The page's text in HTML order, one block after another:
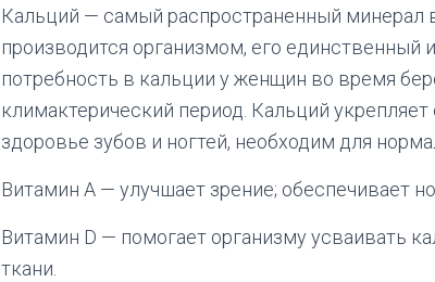
Кальций — самый распространенный минерал
производится организмом, его единственный
потребность в кальции у женщин во время
климактерический период. Кальций
здоровье зубов и ногтей, необходим для
Витамин А — улучшает зрение; обеспечивает
Витамин D — помогает организму усваивать
ткани.